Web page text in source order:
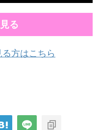
る
方はこちら